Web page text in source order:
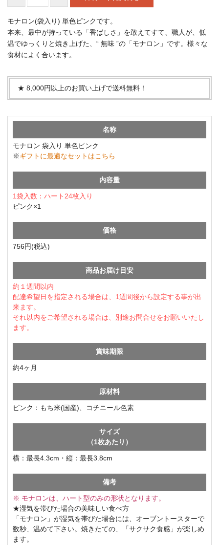
モナロン(袋入り) 単色ピンクです。
本来、最中が持っている「香ばしさ」を敢えてすて、職人が、低
温でゆっくりと焼き上げた、“ 無味 ”の「モナロン」です。様々な
食材によく合います。
★ 8,000円以上のお買い上げで送料無料！
名称
モナロン 袋入り 単色ピンク
※ギフトに最適なセットはこちら
内容量
1袋入数：ハート24枚入り
ピンク×1
価格
756円(税込)
商品お届け目安
約１週間以内
配達希望日を指定される場合は、1週間後から設定する事が出
来ます。
それ以内をご希望される場合は、別途お問合せをお願いいたし
ます。
賞味期限
約4ヶ月
原材料
ピンク：もち米(国産)、コチニール色素
サイズ
（1枚あたり）
横：最長4.3cm・縦：最長3.8cm
備考
※ モナロンは、ハート型のみの形状となります。
★湿気を帯びた場合の美味しい食べ方
「モナロン」が湿気を帯びた場合には、オーブントースターで
数秒、温めて下さい。焼きたての、「サクサク食感」が楽しめ
ます。